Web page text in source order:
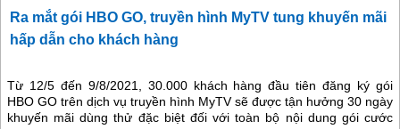
Ra mắt gói HBO GO, truyền hình MyTV tung khuyến mãi
hấp dẫn cho khách hàng
Từ 12/5 đến 9/8/2021, 30.000 khách hàng đầu tiên đăng ký gói
HBO GO trên dịch vụ truyền hình MyTV sẽ được tận hưởng 30 ngày
khuyến mãi dùng thử đặc biệt đối với toàn bộ nội dung gói cước